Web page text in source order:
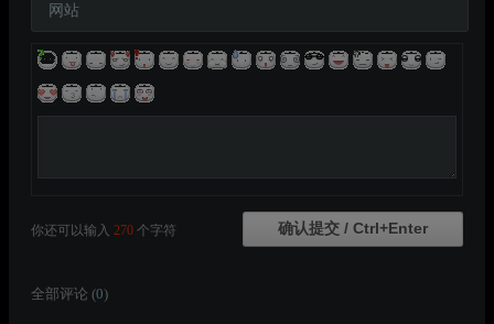
网站
你还可以输入 270 个字符
全部评论 (0)